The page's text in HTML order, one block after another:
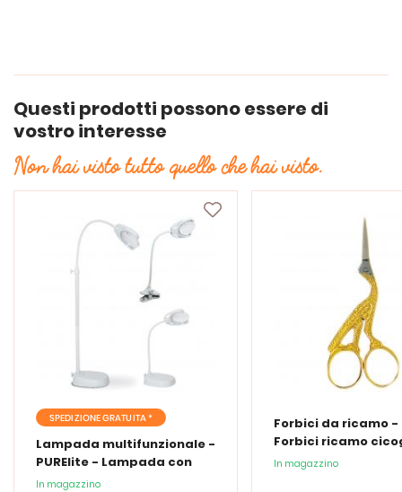
Questi prodotti possono essere di
vostro interesse
Non hai visto tutto quello che hai visto.
SPEDIZIONE GRATUITA *
Lampada multifunzionale -
PURElite - Lampada con
lente d'ingrandimento
In magazzino
Forbici da ricamo -
Forbici ricamo
In magazzino